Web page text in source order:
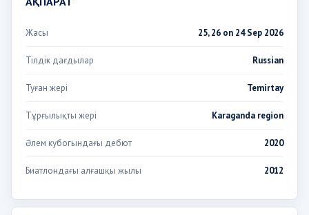
Жасы 25, 26 on 24 Sep 2026
Тілдік дағдылар Russian
Туған жері Temirtay
Тұрғылықты жері Karaganda region
Әлем кубогындағы дебют 2020
Биатлондағы алғашқы жылы 2012